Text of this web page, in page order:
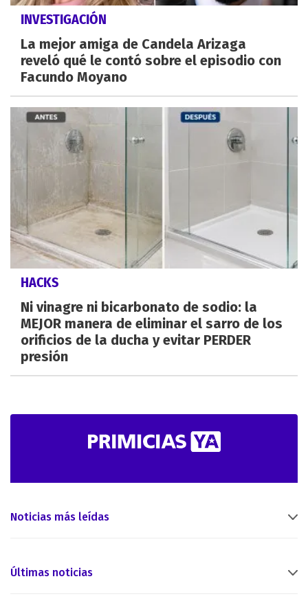
INVESTIGACIÓN
La mejor amiga de Candela Arizaga
reveló qué le contó sobre el episodio con
Facundo Moyano
HACKS
Ni vinagre ni bicarbonato de sodio: la
MEJOR manera de eliminar el sarro de los
orificios de la ducha y evitar PERDER
presión
Noticias más leídas
Últimas noticias